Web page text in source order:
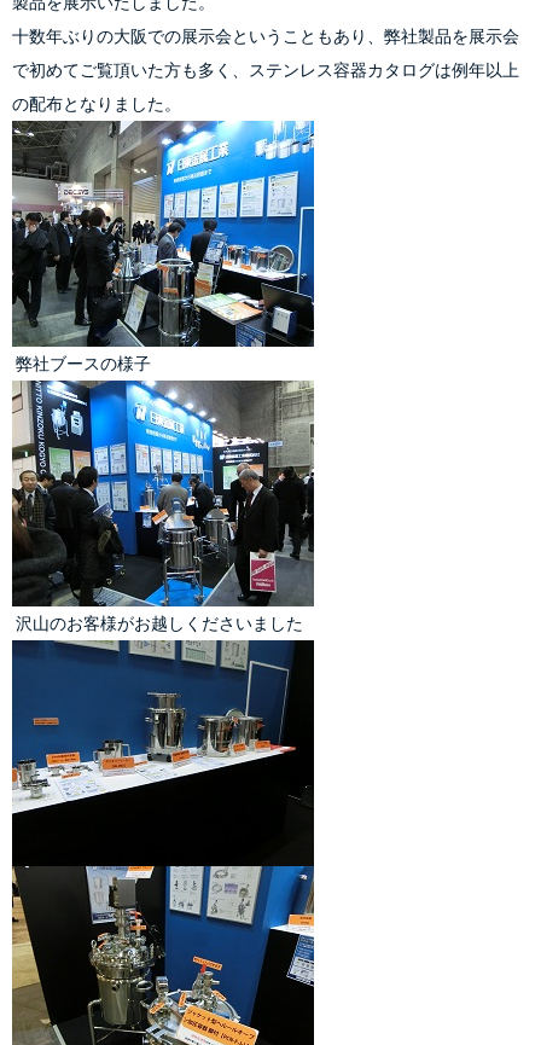
十数年ぶりの大阪での展示会ということもあり、弊社製品を展示会
で初めてご覧頂いた方も多く、
ステンレス容器カタログは例年以上
の配布となりました。
弊社ブースの様子
沢山のお客様がお越しくださいました